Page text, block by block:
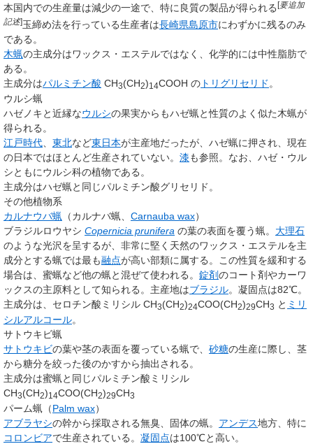
本国内での生産量は減少の一途で、特に 良質の製品が得られる[要追加
記述]玉締め法を行っている生産者は長崎県島原市にわずかに残るのみ
である。
木蝋の主成分はワックス・エステルではなく、化学的には中性脂肪で
ある。
主成分はパルミチン酸 CH3(CH2)14COOH の トリグリセリド 。
ウルシ蝋
ハゼノキと近縁なウルシの果実からもハゼ蝋と性質のよく似た木蝋が
得られる。
江戸時代
東北など東日本が主産地だったが、ハゼ蝋に押され、現在
の日本ではほとんど生産されていない。 漆も参照。なお、ハゼ・ウル
シともにウルシ科の植物である。
主成分はハゼ蝋と同じパルミチン酸グリセリド。
その他植物系
カルナウバ蝋 （カルナバ蝋、 Carnauba wax）
ブラジルロウヤシ Copernicia prunifera の葉の表面を覆う蝋。 大理石
のような光沢を呈するが、非常に堅く天然のワックス・エステルを主
成分とする蝋では最も融点が高い部類に属する。この性質を緩和する
場合は、蜜蝋など他の蝋と混ぜて使われる。 錠剤のコート剤やカーワ
ックスの主原料として知られる。主産地はブラジル。凝固点は82℃。
主成分は、セロチン酸ミリシル CH3(CH2)24COO(CH2)29CH3 と ミリ
シルアルコール。
サトウキビ蝋
サトウキビの葉や茎の表面を覆っている蝋で、 砂糖の生産に際し、茎
から糖分を絞った後のかすから抽出される。
主成分は蜜蝋と同じパルミチン酸ミリシル
CH3(CH2)14COO(CH2)29CH3
パーム蝋（Palm wax）
アブラヤシの幹から採取される無臭、固体の蝋。 アンデス地方、特に
コロンビアで生産されている。 凝固点は100℃と高い。